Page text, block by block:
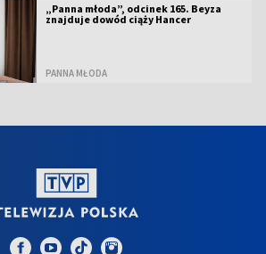
„Panna młoda”, odcinek 165. Beyza
znajduje dowód ciąży Hancer
PANNA MŁODA